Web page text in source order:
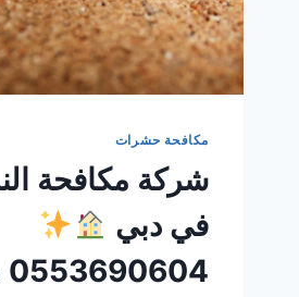
مكافحة حشرات
شركة مكافحة
في دبي